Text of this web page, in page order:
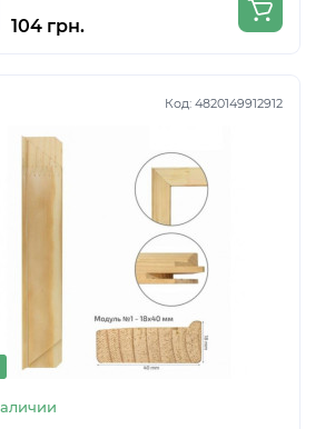
104 грн.
Код: 4820149912912